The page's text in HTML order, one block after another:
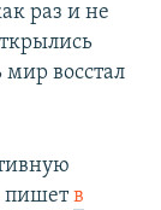
раз и не
восстал
пишетв